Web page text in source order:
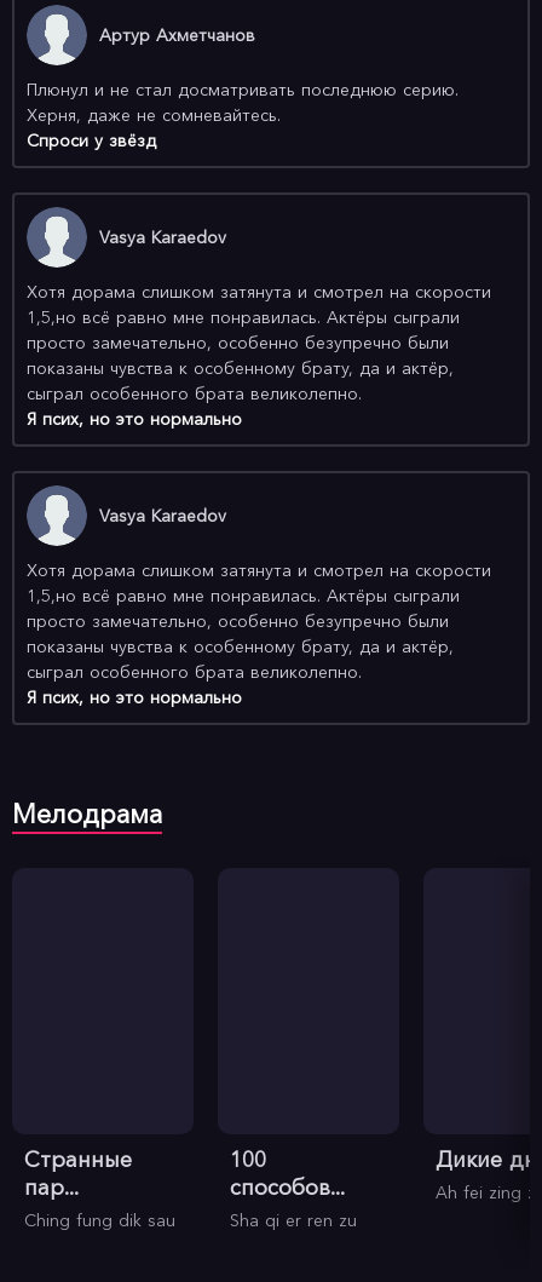
Артур Ахметчанов
Плюнул и не стал досматривать последнюю серию.
Херня, даже не сомневайтесь.
Спроси у звёзд
Vasya Karaedov
Хотя дорама слишком затянута и смотрел на скорости
1,5,но всё равно мне понравилась. Актёры сыграли
просто замечательно, особенно безупречно были
показаны чувства к особенному брату, да и актёр,
сыграл особенного брата великолепно.
Я псих, но это нормально
Vasya Karaedov
Хотя дорама слишком затянута и смотрел на скорости
1,5,но всё равно мне понравилась. Актёры сыграли
просто замечательно, особенно безупречно были
показаны чувства к особенному брату, да и актёр,
сыграл особенного брата великолепно.
Я псих, но это нормально
Мелодрама
Странные
пар...
Ching fung dik sau
100
способов...
Sha qi er ren zu
Дикие
Ah fei zing